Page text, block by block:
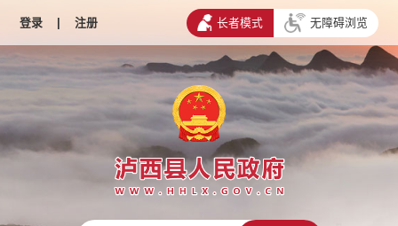
登录 | 注册 长者模式 无障碍浏览